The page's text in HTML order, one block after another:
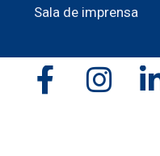
Sala de imprensa